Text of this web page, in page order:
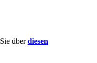
überdiesen